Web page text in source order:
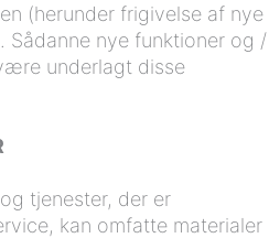
(herunder frigivelse af nye
nye funktioner og /
underlagt disse
tjenester, der er
kan omfatte materialer